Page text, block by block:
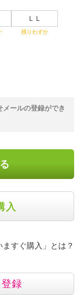
ＬＬ
残りわずか
メールの登録ができ
入
ますぐ購入」とは？
録